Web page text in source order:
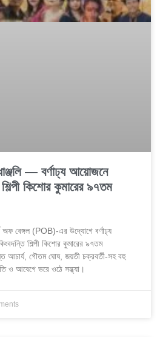
— বর্ণাঢ্য আয়োজনে
কিশোর কুমারের ৯৭তম
অফ বেঙ্গল (POB)-এর উদ্যোগে বর্ণাঢ্য
শিল্পী কিশোর কুমারের ৯৭তম
আচার্য, গৌতম ঘোষ, জয়তী চক্রবর্তী-সহ বহু
ও আবেগে ভরে ওঠে সন্ধ্যা।